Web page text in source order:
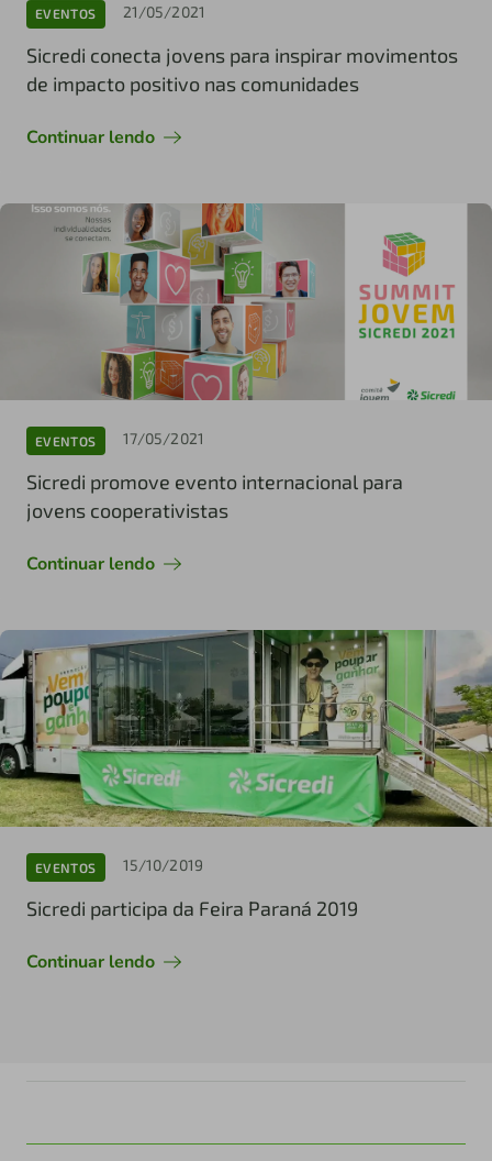
EVENTOS 21/05/2021
Sicredi conecta jovens para inspirar movimentos
de impacto positivo nas comunidades
Continuar lendo
EVENTOS 17/05/2021
Sicredi promove evento internacional para
jovens cooperativistas
Continuar lendo
EVENTOS 15/10/2019
Sicredi participa da Feira Paraná 2019
Continuar lendo